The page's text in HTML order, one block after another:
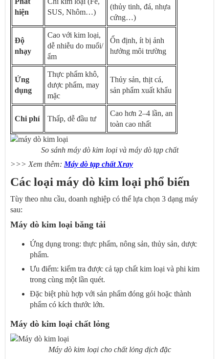
hiện
SUS, Nhôm…)
(thủy tinh, đá, nhựa
cứng…)
Độ
nhạy
Cao với kim loại,
dễ nhiễu do muối/
ẩm
Ổn định, ít bị ảnh
hưởng môi trường
Ứng
dụng
Thực phẩm khô,
dược phẩm, may
mặc
Thủy sản, thịt cá,
sản phẩm xuất khẩu
Chi phí Thấp, dễ đầu tư
Cao hơn 2–4 lần, an
toàn cao nhất
So sánh máy dò kim loại và máy dò tạp chất
>>> Xem thêm: Máy dò tạp chất Xray
Các loại máy dò kim loại phổ biến
Tùy theo nhu cầu, doanh nghiệp có thể lựa chọn 3 dạng máy
sau:
Máy dò kim loại băng tải
Ứng dụng trong: thực phẩm, nông sản, thủy sản, dược
phẩm.
Ưu điểm: kiểm tra được cả tạp chất kim loại và phi kim
trong cùng một lần quét.
Đặc biệt phù hợp với sản phẩm đóng gói hoặc thành
phẩm có kích thước lớn.
Máy dò kim loại chất lỏng
Máy dò kim loại cho chất lỏng dịch đặc